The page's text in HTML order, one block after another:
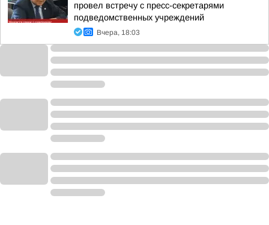
провел встречу с пресс-секретарями
подведомственных учреждений
Вчера, 18:03